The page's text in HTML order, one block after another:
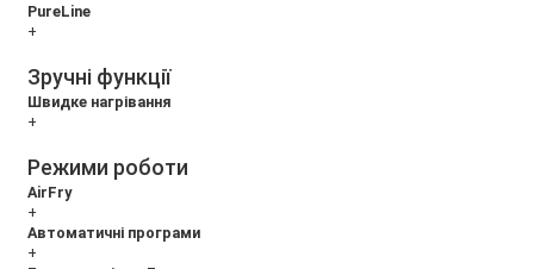
PureLine
+
Зручні функції
Швидке нагрівання
+
Режими роботи
AirFry
+
Автоматичні програми
+